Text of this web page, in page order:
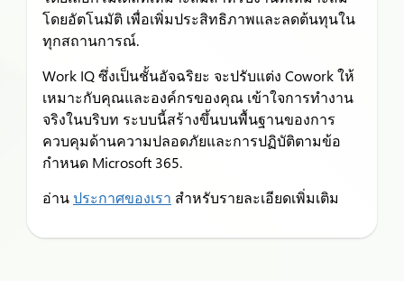
โดยอัตโนมัติ เพื่อเพิ่มประสิทธิภาพและลดต้นทุนใน
ทุกสถานการณ์.
Work IQ ซึ่งเป็นชั้นอัจฉริยะ จะปรับแต่ง Cowork ให้
เหมาะกับคุณและองค์กรของคุณ เข้าใจการทำงาน
จริงในบริบท ระบบนี้สร้างขึ้นบนพื้นฐานของการ
ควบคุมด้านความปลอดภัยและการปฏิบัติตามข้อ
กำหนด Microsoft 365.
อ่านประกาศของเรา สำหรับรายละเอียดเพิ่มเติม